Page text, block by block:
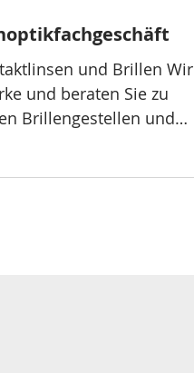
und Brillen Wir
und beraten Sie zu
Brillengestellen und